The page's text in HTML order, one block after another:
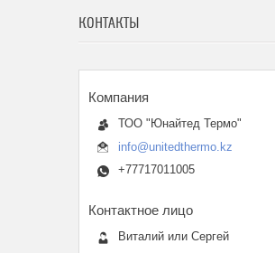
КОНТАКТЫ
ТОО "Юнайтед Термо"
info@unitedthermo.kz
+77717011005
Виталий или Сергей